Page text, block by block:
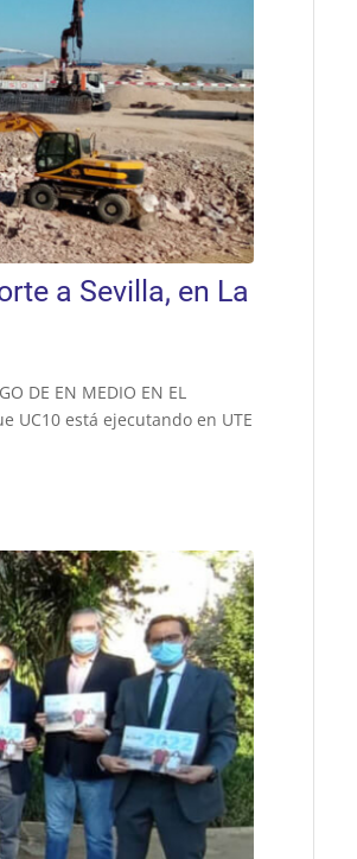
a Sevilla, en La
DE EN MEDIO EN EL
UC10 está ejecutando en UTE